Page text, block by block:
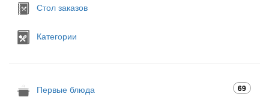
Стол заказов
Категории
Первые блюда 69